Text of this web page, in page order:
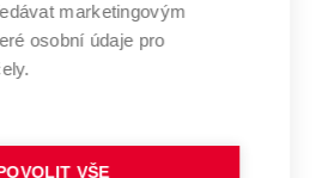
cs 10
Povinně
volitelný
marketingovým
osobní údaje pro
POVOLIT VŠE